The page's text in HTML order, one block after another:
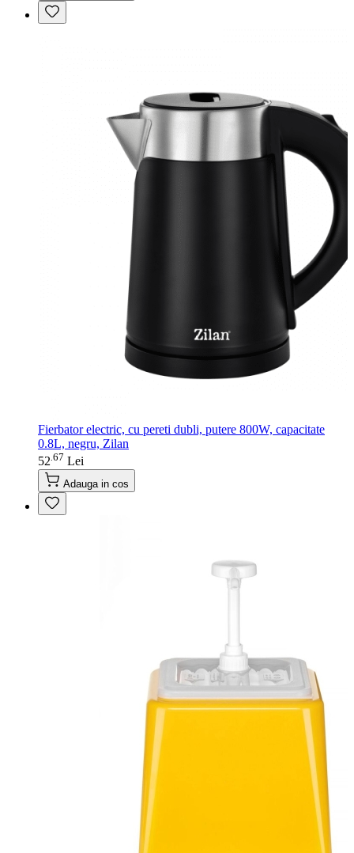
Fierbator electric, cu pereti dubli, putere 800W, capacitate
0.8L, negru, Zilan
52.67 Lei
Adauga in cos